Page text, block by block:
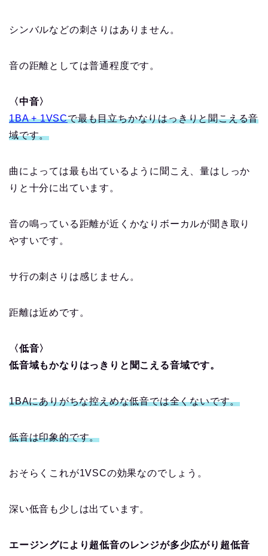
シンバルなどの刺さりはありません。
音の距離としては普通程度です。
〈中音〉
1BA + 1VSCで最も目立ちかなりはっきりと聞こえる音
域です。
曲によっては最も出ているように聞こえ、量はしっか
りと十分に出ています。
音の鳴っている距離が近くかなりボーカルが聞き取り
やすいです。
サ行の刺さりは感じません。
距離は近めです。
〈低音〉
低音域もかなりはっきりと聞こえる音域です。
1BAにありがちな控えめな低音では全くないです。
低音は印象的です。
おそらくこれが1VSCの効果なのでしょう。
深い低音も少しは出ています。
エージングにより超低音のレンジが多少広がり超低音